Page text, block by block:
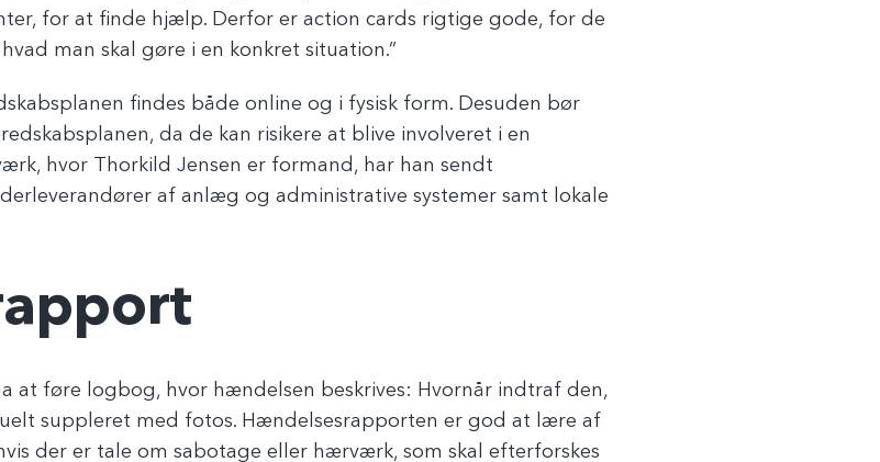
for at finde hjælp. Derfor er action cards rigtige gode, for de
man skal gøre i en konkret situation.”
findes både online og i fysisk form. Desuden bør
da de kan risikere at blive involveret i en
hvor Thorkild Jensen er formand, har han sendt
af anlæg og administrative systemer samt lokale
at føre logbog, hvor hændelsen beskrives: Hvornår indtraf den,
suppleret med fotos. Hændelsesrapporten er god at lære af
der er tale om sabotage eller hærværk, som skal efterforskes